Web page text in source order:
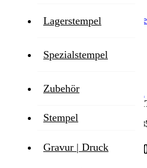
Lagerstempel
Spezialstempel
Zubehör
Stempel
Gravur | Druck
Inkl. 19% MwSt.,exkl.
Zum Anfang der Bildgalerie springen
GESTALTEN SIE IHR
HOTLINE
+49
Trodat Professional